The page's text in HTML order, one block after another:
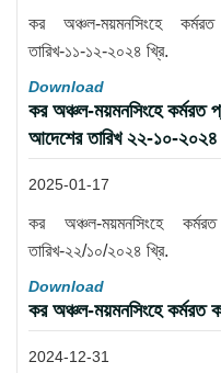
কর অঞ্চল-ময়মনসিংহে
তারিখ-১১-১২-২০২৪ খ্রি.
Download
কর অঞ্চল-ময়মনসিংহে কর্মরত
আদেশের তারিখ ২২-১০-২০২৪
2025-01-17
কর অঞ্চল-ময়মনসিংহে
তারিখ-২২/১০/২০২৪ খ্রি.
Download
কর অঞ্চল-ময়মনসিংহে কর্মরত
2024-12-31